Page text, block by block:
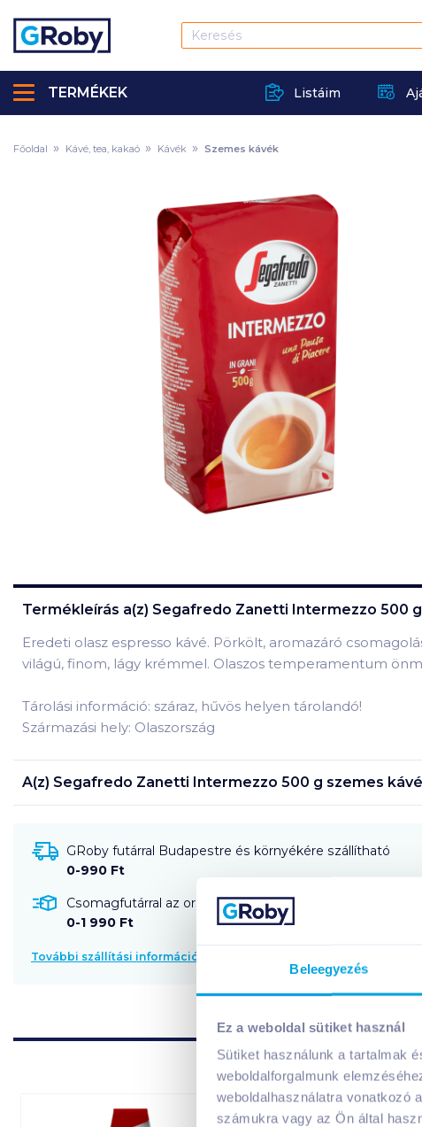
Beleegyezés
Ez a weboldal sütiket használ
Sütiket használunk a tartalmak
weboldalforgalmunk
weboldalhasználatra vonatkozó
számukra vagy az Ön által
Listáim
TERMÉKEK
Főoldal Kávé, tea, kakaó Kávék Szemes kávék
Termékleírás a(z) Segafredo Zanetti Intermezzo 500
Eredeti olasz espresso kávé. Pörkölt, aromazáró
világú, finom, lágy krémmel. Olaszos temperamentum
Tárolási információ: száraz, hűvös helyen tárolandó!
Származási hely: Olaszország
A(z) Segafredo Zanetti Intermezzo 500 g szemes kávé
GRoby futárral Budapestre és környékére szállítható
0-990 Ft
Csomagfutárral az ország egész területére szállítható!
0-1 990 Ft
További szállítási információk